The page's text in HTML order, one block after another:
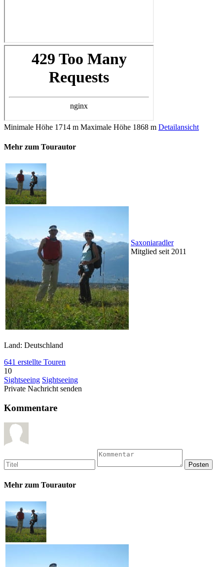
Minimale Höhe 1714 m Maximale Höhe 1868 m Detailansicht
Mehr zum Tourautor
Saxoniaradler
Mitglied seit 2011
Land: Deutschland
641 erstellte Touren
10
Sightseeing Sightseeing
Private Nachricht senden
Kommentare
Mehr zum Tourautor